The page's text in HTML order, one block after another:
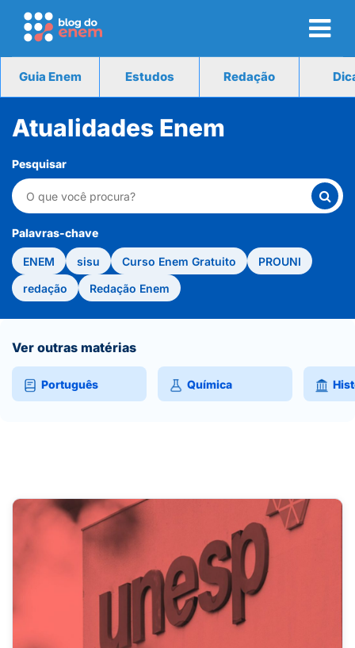
Guia Enem Estudos Redação
Atualidades Enem
Pesquisar
Palavras-chave
ENEM sisu Curso Enem Gratuito
PROUNI
redação
Redação Enem
Ver outras matérias
Português Química